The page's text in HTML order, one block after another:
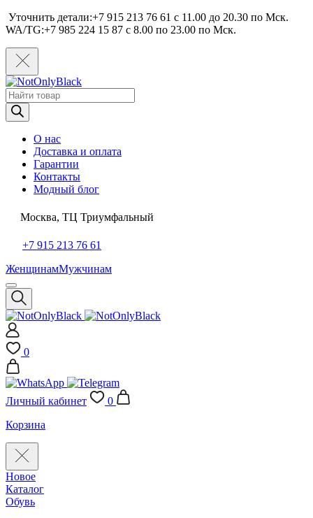
Уточнить детали:+7 915 213 76 61 c 11.00 до 20.30 по Мcк.
WA/TG:+7 985 224 15 87 c 8.00 по 23.00 по Мcк.
Поиск
товаров
О нас
Доставка и оплата
Гарантии
Контакты
Модный блог
Москва, ТЦ Триумфальный
+7 915 213 76 61
ЖенщинамМужчинам
0
Личный кабинет
0
Корзина
Новое
Каталог
Обувь